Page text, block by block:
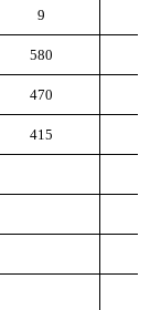
9
580
470
415